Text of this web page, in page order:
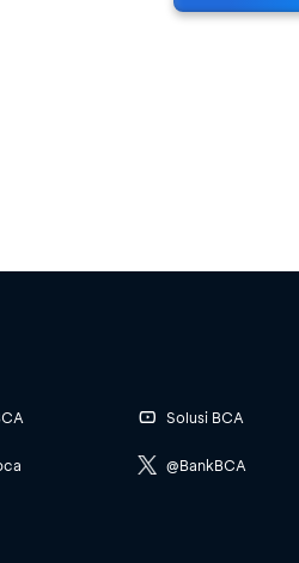
Solusi BCA
@BankBCA